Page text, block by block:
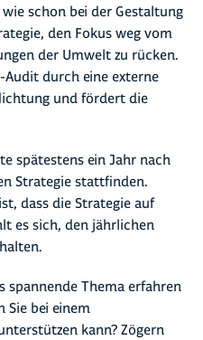
schon bei der Gestaltung
den Fokus weg vom
der Umwelt zu rücken.
durch eine externe
und fördert die
spätestens ein Jahr nach
Strategie stattfinden.
dass die Strategie auf
es sich, den jährlichen
spannende Thema erfahren
Sie bei einem
kann? Zögern